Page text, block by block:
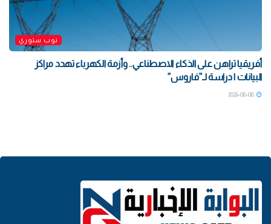
توب ستوري
أفريقيا تراهن على الذكاء الاصطناعي.. وأزمة الكهرباء تهدد مراكز
البيانات | دراسة لـ”فاروس”